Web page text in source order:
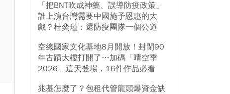
「把BNT吹成神藥、誤導防疫政策」
誰上演台灣需要中國施予恩惠的大
戲？杜奕瑾：還防疫團隊一個公道
空總國家文化基地8月開放！封閉90
年古蹟大樓打開了…加碼「晴空季
2026」這天登場，16件作品必看
兆基怎麼了？包租代管龍頭爆資金缺